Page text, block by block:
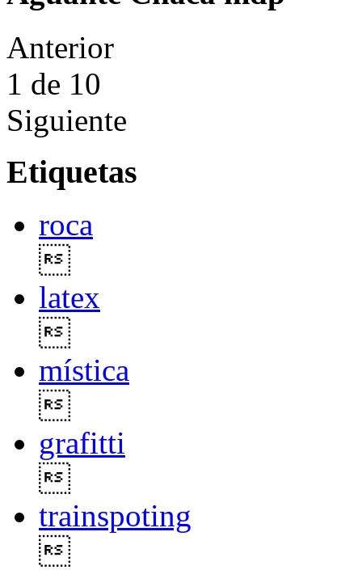
Anterior
1 de 10
Siguiente
Etiquetas
roca
latex
mística
grafitti
trainspoting